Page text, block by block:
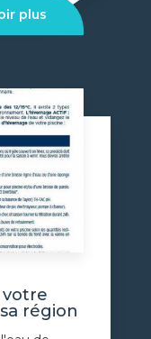
plus
votre
région